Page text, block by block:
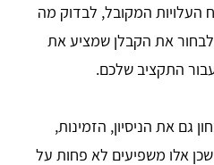
העלויות המקובל, לבדוק מה
את הקבלן שמציע את
התקציב שלכם.
גם את הניסיון, הזמינות,
אלו משפיעים לא פחות על